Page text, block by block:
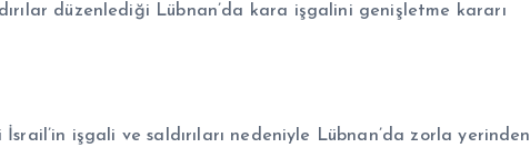
düzenlediği Lübnan’da kara işgalini genişletme kararı
işgali ve saldırıları nedeniyle Lübnan’da zorla yerinden